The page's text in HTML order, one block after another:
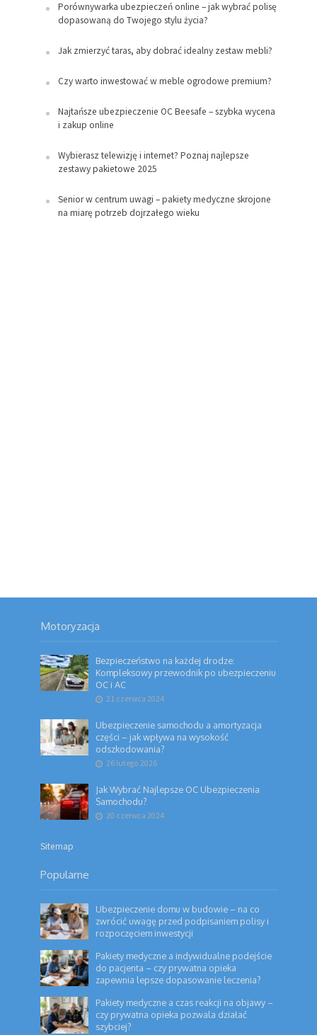
Porównywarka ubezpieczeń online – jak wybrać polisę
dopasowaną do Twojego stylu życia?
Jak zmierzyć taras, aby dobrać idealny zestaw mebli?
Czy warto inwestować w meble ogrodowe premium?
Najtańsze ubezpieczenie OC Beesafe – szybka wycena
i zakup online
Wybierasz telewizję i internet? Poznaj najlepsze
zestawy pakietowe 2025
Senior w centrum uwagi – pakiety medyczne skrojone
na miarę potrzeb dojrzałego wieku
Motoryzacja
Bezpieczeństwo na każdej drodze:
Kompleksowy przewodnik po ubezpieczeniu
OC i AC
21 czerwca 2024
Ubezpieczenie samochodu a amortyzacja
części – jak wpływa na wysokość
odszkodowania?
26 lutego 2026
Jak Wybrać Najlepsze OC Ubezpieczenia
Samochodu?
20 czerwca 2024
Sitemap
Popularne
Ubezpieczenie domu w budowie – na co
zwrócić uwagę przed podpisaniem polisy i
rozpoczęciem inwestycji
Pakiety medyczne a indywidualne podejście
do pacjenta – czy prywatna opieka
zapewnia lepsze dopasowanie leczenia?
Pakiety medyczne a czas reakcji na objawy –
czy prywatna opieka pozwala działać
szybciej?